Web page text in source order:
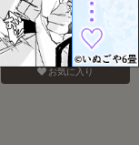
おねがいだからいいこと
聞いて
お気に入り